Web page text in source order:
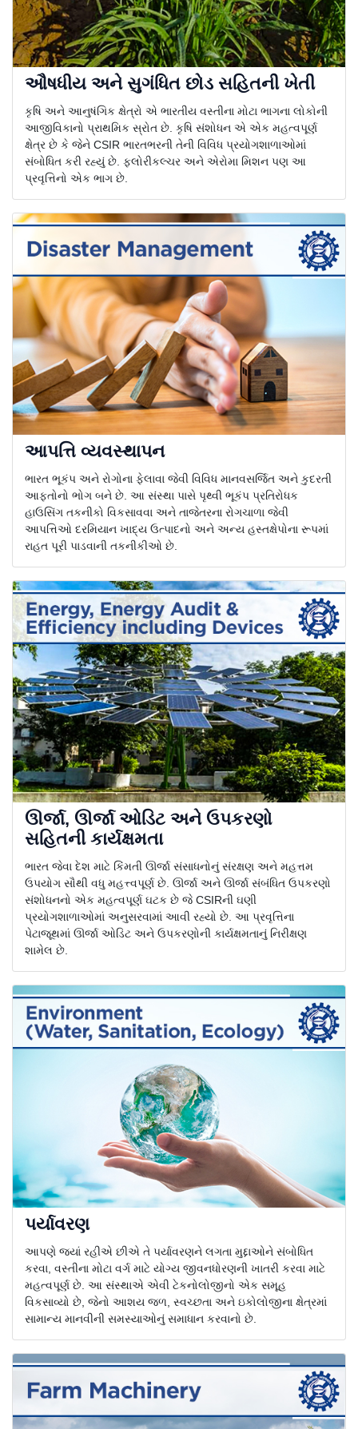
ઔષધીય અને સુગંધિત છોડ સહિતની ખેતી
કૃષિ અને આનુષંગિક ક્ષેત્રો એ ભારતીય વસ્તીના મોટા ભાગના લોકોની
આજીવિકાનો પ્રાથમિક સ્રોત છે. કૃષિ સંશોધન એ એક મહત્વપૂર્ણ
ક્ષેત્ર છે કે જેને CSIR ભારતભરની તેની વિવિધ પ્રયોગશાળાઓમાં
સંબોધિત કરી રહ્યું છે. ફ્લોરીકલ્ચર અને એરોમા મિશન પણ આ
પ્રવૃત્તિનો એક ભાગ છે.
આપત્તિ વ્યવસ્થાપન
ભારત ભૂકંપ અને રોગોના ફેલાવા જેવી વિવિધ માનવસર્જિત અને કુદરતી
આફતોનો ભોગ બને છે. આ સંસ્થા પાસે પૃથ્વી ભૂકંપ પ્રતિરોધક
હાઉસિંગ તકનીકો વિકસાવવા અને તાજેતરના રોગચાળા જેવી
આપત્તિઓ દરમિયાન ખાદ્ય ઉત્પાદનો અને અન્ય હસ્તક્ષેપોના રૂપમાં
રાહત પૂરી પાડવાની તકનીકીઓ છે.
ઊર્જા, ઊર્જા ઓડિટ અને ઉપકરણો
સહિતની કાર્યક્ષમતા
ભારત જેવા દેશ માટે કિંમતી ઊર્જા સંસાધનોનું સંરક્ષણ અને મહત્તમ
ઉપયોગ સૌથી વધુ મહત્ત્વપૂર્ણ છે. ઊર્જા અને ઊર્જા સંબંધિત ઉપકરણો
સંશોધનનો એક મહત્વપૂર્ણ ઘટક છે જે CSIRની ઘણી
પ્રયોગશાળાઓમાં અનુસરવામાં આવી રહ્યો છે. આ પ્રવૃત્તિના
પેટાજૂથમાં ઊર્જા ઓડિટ અને ઉપકરણોની કાર્યક્ષમતાનું નિરીક્ષણ
શામેલ છે.
પર્યાવરણ
આપણે જ્યાં રહીએ છીએ તે પર્યાવરણને લગતા મુદ્દાઓને સંબોધિત
કરવા, વસ્તીના મોટા વર્ગ માટે યોગ્ય જીવનધોરણની ખાતરી કરવા માટે
મહત્વપૂર્ણ છે. આ સંસ્થાએ એવી ટેકનોલોજીનો એક સમૂહ
વિકસાવ્યો છે, જેનો આશય જળ, સ્વચ્છતા અને ઇકોલોજીના ક્ષેત્રમાં
સામાન્ય માનવીની સમસ્યાઓનું સમાધાન કરવાનો છે.